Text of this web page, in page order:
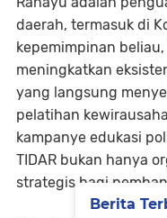
daerah, termasuk di
kepemimpinan
meningkatkan
yang langsung
pelatihan
kampanye edukasi
TIDAR bukan hanya
strategis bagi
Berita